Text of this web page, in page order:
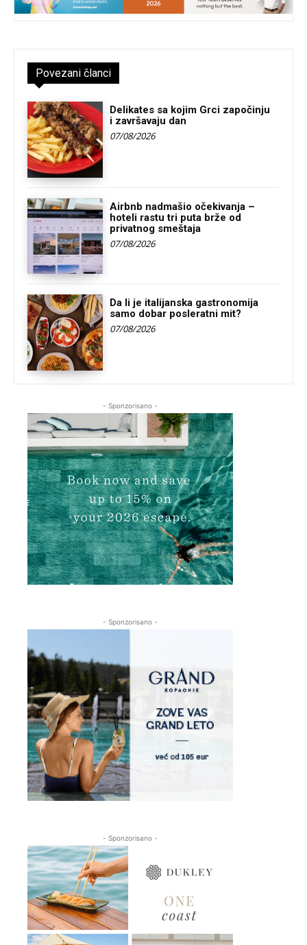
Povezani članci
Delikates sa kojim Grci započinju
i završavaju dan
07/08/2026
Airbnb nadmašio očekivanja –
hoteli rastu tri puta brže od
privatnog smeštaja
07/08/2026
Da li je italijanska gastronomija
samo dobar posleratni mit?
07/08/2026
- Sponzorisano -
- Sponzorisano -
- Sponzorisano -